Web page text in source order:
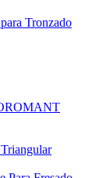
Tronzado